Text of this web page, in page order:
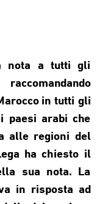
nota a tutti gli
in tutti gli
paesi arabi che
alle regioni del
ha chiesto il
sua nota. La
in risposta ad